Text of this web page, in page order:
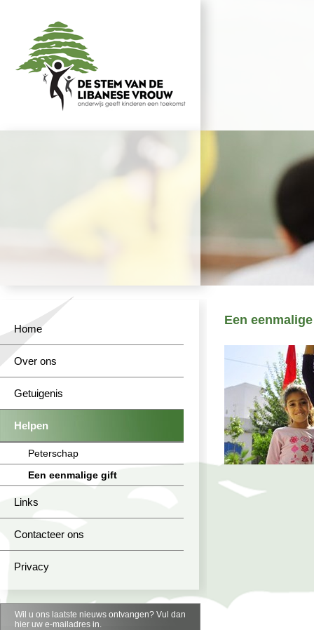
Home
Over ons
Getuigenis
Helpen
Peterschap
Een eenmalige gift
Links
Contacteer ons
Privacy
Wil u ons laatste nieuws ontvangen? Vul dan
hier uw e-mailadres in.
Een